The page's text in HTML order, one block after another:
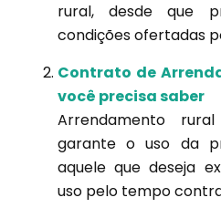
rural, desde que
condições ofertadas
Contrato de
você precisa saber
Arrendamento
garante o uso da
aquele que deseja
uso pelo tempo